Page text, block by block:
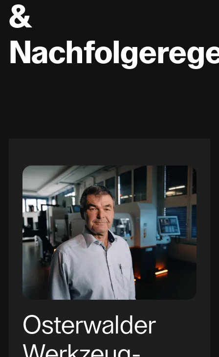
&
Osterwalder